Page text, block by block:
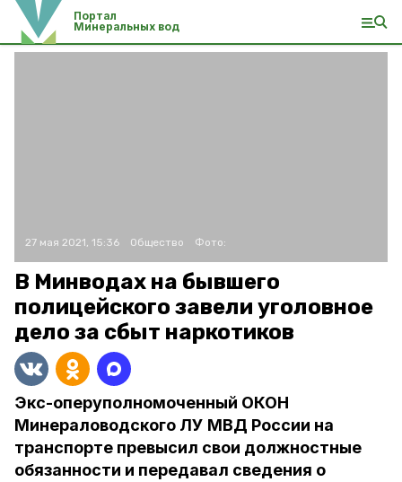
Портал
Минеральных вод
27 мая 2021, 15:36 Общество Фото:
В Минводах на бывшего
полицейского завели уголовное
дело за сбыт наркотиков
Экс-оперуполномоченный ОКОН
Минераловодского ЛУ МВД России на
транспорте превысил свои должностные
обязанности и передавал сведения о